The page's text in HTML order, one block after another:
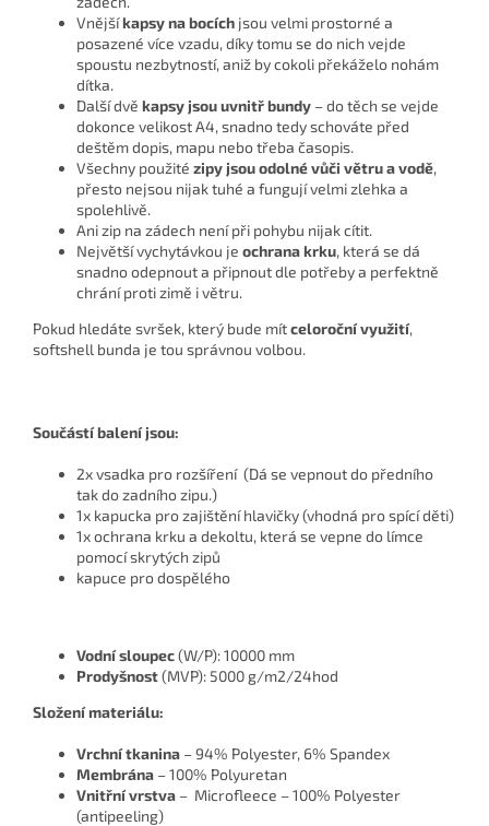
Vnějšíkapsy na bocích jsou velmi prostorné a
posazené více vzadu, díky tomu se do nich vejde
spoustu nezbytností, aniž by cokoli překáželo nohám
dítka.
Další dvě kapsy jsou uvnitř bundy – do těch se vejde
dokonce velikost A4, snadno tedy schováte před
deštěm dopis, mapu nebo třeba časopis.
Všechny použité zipy jsou odolné vůči větru a vodě,
přesto nejsou nijak tuhé a fungují velmi zlehka a
spolehlivě.
Ani zip na zádech není při pohybu nijak cítit.
Největší vychytávkou je ochrana krku, která se dá
snadno odepnout a připnout dle potřeby a perfektně
chrání proti zimě i větru.
Pokud hledáte svršek, který bude mítceloroční využití,
softshell bunda je tou správnou volbou.
Součástí balení jsou:
2x vsadka pro rozšíření (Dá se vepnout do předního
tak do zadního zipu.)
1x kapucka pro zajištění hlavičky (vhodná pro spící děti)
1x ochrana krku a dekoltu, která se vepne do límce
pomocí skrytých zipů
kapuce pro dospělého
Vodní sloupec(W/P): 10000 mm
Prodyšnost(MVP): 5000 g/m2/24hod
Složení materiálu:
Vrchní tkanina – 94% Polyester, 6% Spandex
Membrána – 100% Polyuretan
Vnitřní vrstva – Microfleece – 100% Polyester
(antipeeling)